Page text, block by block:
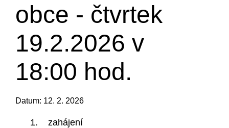
obce - čtvrtek
19.2.2026 v
18:00 hod.
Datum: 12. 2. 2026
1. zahájení